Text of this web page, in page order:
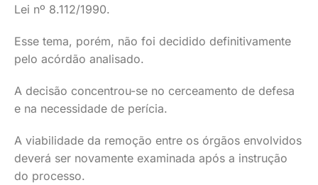
Lei nº 8.112/1990.
Esse tema, porém, não foi decidido definitivamente
pelo acórdão analisado.
A decisão concentrou-se no cerceamento de defesa
e na necessidade de perícia.
A viabilidade da remoção entre os órgãos envolvidos
deverá ser novamente examinada após a instrução
do processo.